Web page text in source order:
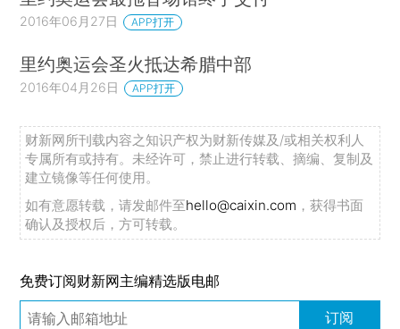
2016年06月27日 APP打开
里约奥运会圣火抵达希腊中部
2016年04月26日 APP打开
财新网所刊载内容之知识产权为财新传媒及/或相关权利人
专属所有或持有。未经许可，禁止进行转载、摘编、复制及
建立镜像等任何使用。
如有意愿转载，请发邮件至hello@caixin.com ，获得书面
确认及授权后，方可转载。
免费订阅财新网主编精选版电邮
订阅